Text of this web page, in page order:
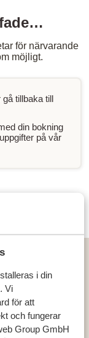
i din
Vi
för att
och fungerar
Group GmbH
för närvarande
möjligt.
tillbaka till
din bokning
på vår